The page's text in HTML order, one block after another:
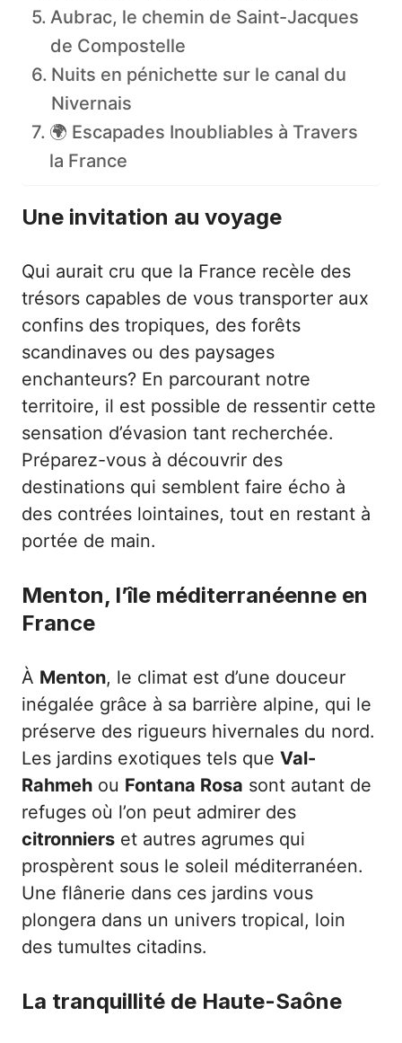
Aubrac, le chemin de Saint-Jacques
de Compostelle
Nuits en pénichette sur le canal du
Nivernais
🌍 Escapades Inoubliables à Travers
la France
Une invitation au voyage
Qui aurait cru que la France recèle des
trésors capables de vous transporter aux
confins des tropiques, des forêts
scandinaves ou des paysages
enchanteurs? En parcourant notre
territoire, il est possible de ressentir cette
sensation d’évasion tant recherchée.
Préparez-vous à découvrir des
destinations qui semblent faire écho à
des contrées lointaines, tout en restant à
portée de main.
Menton, l’île méditerranéenne en
France
À Menton, le climat est d’une douceur
inégalée grâce à sa barrière alpine, qui le
préserve des rigueurs hivernales du nord.
Les jardins exotiques tels que Val-
Rahmeh ou Fontana Rosa sont autant de
refuges où l’on peut admirer des
citronniers et autres agrumes qui
prospèrent sous le soleil méditerranéen.
Une flânerie dans ces jardins vous
plongera dans un univers tropical, loin
des tumultes citadins.
La tranquillité de Haute-Saône